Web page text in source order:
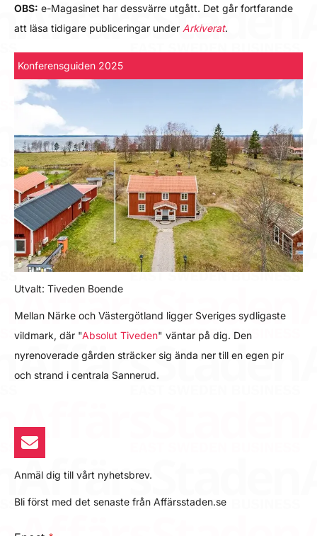
OBS: e-Magasinet har dessvärre utgått. Det går fortfarande
att läsa tidigare publiceringar under Arkiverat.
Konferensguiden 2025
Utvalt: Tiveden Boende
Mellan Närke och Västergötland ligger Sveriges sydligaste
vildmark, där "Absolut Tiveden" väntar på dig. Den
nyrenoverade gården sträcker sig ända ner till en egen pir
och strand i centrala Sannerud.
Anmäl dig till vårt nyhetsbrev.
Bli först med det senaste från Affärsstaden.se